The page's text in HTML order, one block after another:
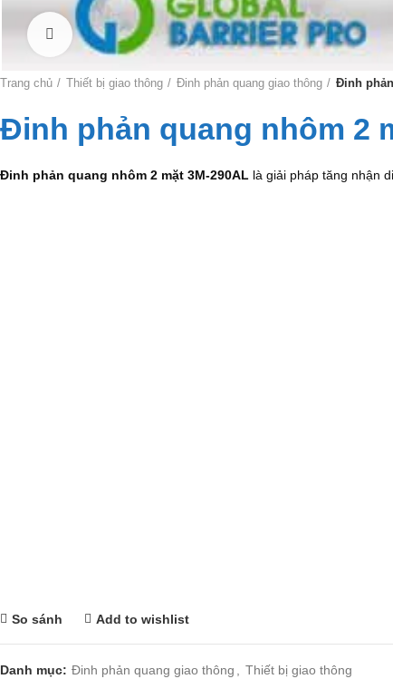
Click to enlarge
Trang chủ Thiết bị giao thông Đinh phản quang giao thông Đinh
Đinh phản quang nhôm 2
Đinh phản quang nhôm 2 mặt 3M-290AL là giải pháp tăng nhận
So sánh Add to wishlist
Danh mục: Đinh phản quang giao thông Thiết bị giao thông